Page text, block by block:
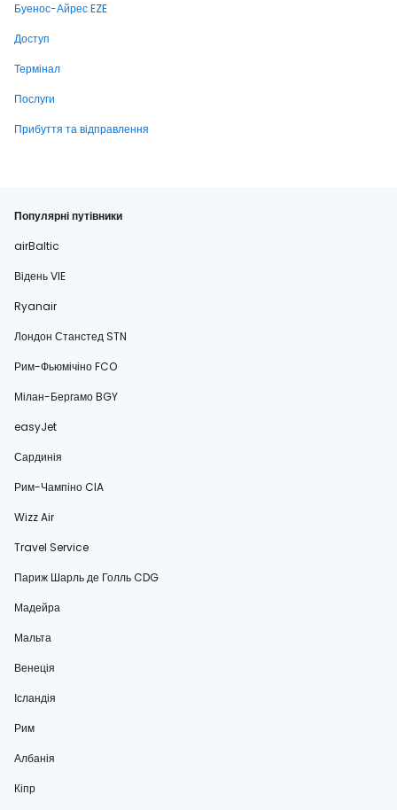
Буенос-Айрес EZE
Доступ
Термінал
Послуги
Прибуття та відправлення
Популярні путівники
airBaltic
Відень VIE
Ryanair
Лондон Станстед STN
Рим-Фьюмічіно FCO
Мілан-Бергамо BGY
easyJet
Сардинія
Рим-Чампіно CIA
Wizz Air
Travel Service
Париж Шарль де Голль CDG
Мадейра
Мальта
Венеція
Ісландія
Рим
Албанія
Кіпр